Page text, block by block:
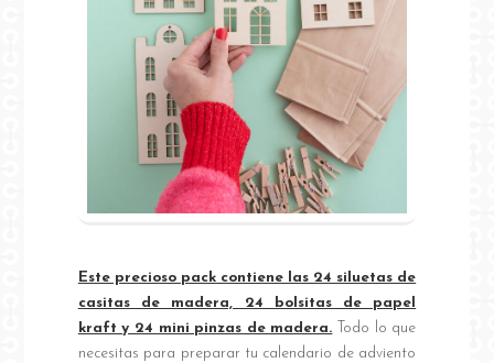
Este precioso pack contiene las 24 siluetas de
casitas de madera, 24 bolsitas de papel
kraft y 24 mini pinzas de madera. Todo lo que
necesitas para preparar tu calendario de adviento